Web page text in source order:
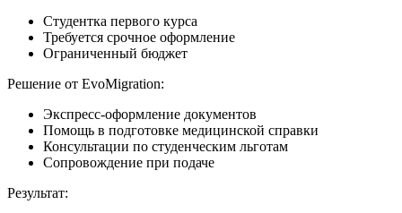
Студентка первого курса
Требуется срочное оформление
Ограниченный бюджет
Решение от EvoMigration:
Экспресс-оформление документов
Помощь в подготовке медицинской справки
Консультации по студенческим льготам
Сопровождение при подаче
Результат: